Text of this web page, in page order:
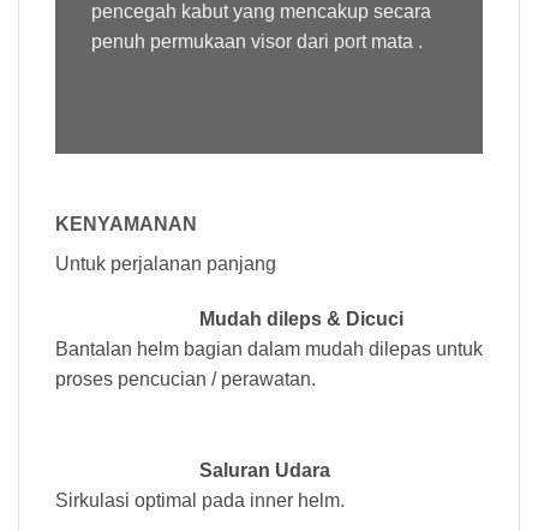
pencegah kabut yang mencakup secara
penuh permukaan visor dari port mata .
KENYAMANAN
Untuk perjalanan panjang
Mudah dileps & Dicuci
Bantalan helm bagian dalam mudah dilepas untuk
proses pencucian / perawatan.
Saluran Udara
Sirkulasi optimal pada inner helm.